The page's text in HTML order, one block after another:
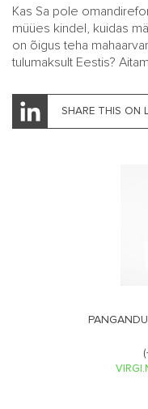
Kas Sa pole
müües kindel, kuidas
on õigus teha
tulumaksult Eestis?
SHARE THIS ON